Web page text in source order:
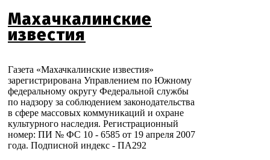
Махачкалинские
известия
Газета «Махачкалинские известия»
зарегистрирована Управлением по Южному
федеральному округу Федеральной службы
по надзору за соблюдением законодательства
в сфере массовых коммуникаций и охране
культурного наследия. Регистрационный
номер: ПИ № ФС 10 - 6585 от 19 апреля 2007
года. Подписной индекс - ПА292